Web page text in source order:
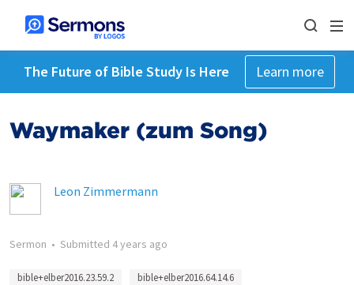
The Future of Bible Study Is Here Learn more
Waymaker (zum Song)
Leon Zimmermann
Sermon • Submitted 4 years ago
bible+elber2016.23.59.2 bible+elber2016.64.14.6